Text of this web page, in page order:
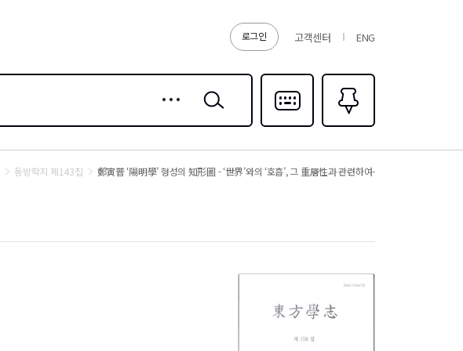
로그인 고객센터 ENG
검색
다국어입력
즐겨찾기0
동방학지 제143집 鄭寅普 ‘陽明學’ 형성의 知形圖 - ‘世界’와의 ‘호흡’, 그 重層性과 관련하여-